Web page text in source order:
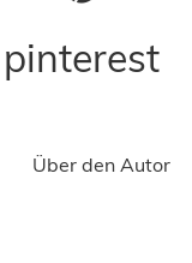
pinterest
Über den Autor